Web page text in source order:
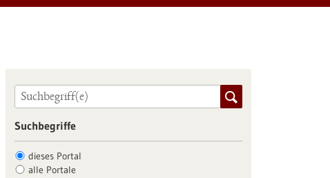
Suchbegriffe
dieses Portal
alle Portale